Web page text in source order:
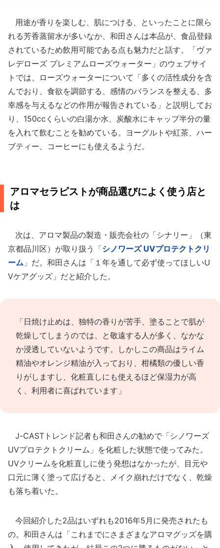
用途が香りを楽しむ、肌につける、といったことに限ら
れる芳香蒸留水が多いなか、和田さんは本品が、食品登録
されているため飲用可能である点も魅力だと話す。「ヴァ
レデローズ プレミアムローズウォーター」のウェブサイ
トでは、ローズウォーターについて「多くの活性成分を含
んでおり、食欲を調節する、感情のバランスを整える、多
幸感を与えるなどの作用が報告されている」と説明してお
り、150ccくらいの白湯か水、炭酸水にキャップ半分の量
を入れて飲むことを勧めている。ヨーグルトや紅茶、ハー
ブティー、コーヒーにも使えるようだ。
アロマセラピストが商品選びによく使う店と
は
次は、アロマ製品の製造・販売会社の「シナリー」（東
京都品川区）が取り扱う「シノワーズ UVプロテクトクリ
ーム 」だ。和田さんは「１年を通して必ず使ってほしいU
Vケアグッズ」だと紹介した。
「日焼け止めは、独特の香りが苦手、塗ることで肌が
乾燥してしまうのでは、と敬遠する人が多く、なかな
か浸透していないようです。しかしこの商品はライム
精油やオレンジ精油が入っており、柑橘類の優しい香
りがしますし、化粧直しにも使えるほど保湿力が高
く、利用者に喜ばれています」
J-CASTトレンド記者も和田さんの勧めで「シノワーズ
UVプロテクトクリーム」を化粧した状態で使ってみた。
UVクリームを化粧直しに使う発想はなかったが、目元や
口元に薄く塗って広げると、メイク崩れだけでなく、乾燥
も落ち着いた。
今回紹介した2品はいずれも2016年5月に発売されたも
の。和田さんは「これまでにさまざまなアロマグッズを購